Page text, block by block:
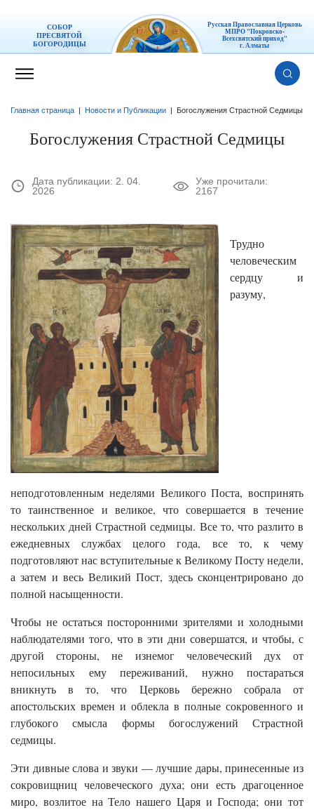
СОБОР
ПРЕСВЯТОЙ
БОГОРОДИЦЫ
Русская Православная Церковь
МПРО "Покровско-
Всехсвятский приход"
г. Алматы
Главная страница Новости и Публикации Богослужения Страстной Седмицы
Богослужения Страстной Седмицы
Дата публикации:2. 04.
2026
Уже прочитали:
2167
Трудно
человеческим
сердцу и
разуму,
неподготовленным неделями Великого Поста, воспринять
то таинственное и великое, что совершается в течение
нескольких дней Страстной седмицы. Все то, что разлито в
ежедневных службах целого года, все то, к чему
подготовляют нас вступительные к Великому Посту недели,
а затем и весь Великий Пост, здесь сконцентрировано до
полной насыщенности.
Чтобы не остаться посторонними зрителями и холодными
наблюдателями того, что в эти дни совершатся, и чтобы, с
другой стороны, не изнемог человеческий дух от
непосильных ему переживаний, нужно постараться
вникнуть в то, что Церковь бережно собрала от
апостольских времен и облекла в полные сокровенного и
глубокого смысла формы богослужений Страстной
седмицы.
Эти дивные слова и звуки — лучшие дары, принесенные из
сокровищниц человеческого духа; они есть драгоценное
миро, возлитое на Тело нашего Царя и Господа; они тот